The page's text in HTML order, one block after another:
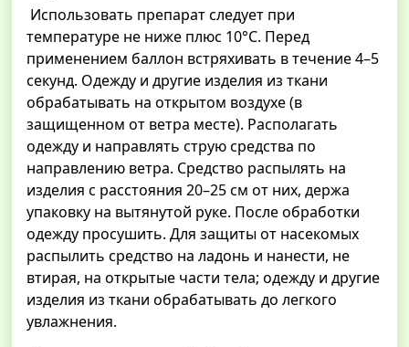
Использовать препарат следует при
температуре не ниже плюс 10°С. Перед
применением баллон встряхивать в течение 4–5
секунд. Одежду и другие изделия из ткани
обрабатывать на открытом воздухе (в
защищенном от ветра месте). Располагать
одежду и направлять струю средства по
направлению ветра. Средство распылять на
изделия с расстояния 20–25 см от них, держа
упаковку на вытянутой руке. После обработки
одежду просушить. Для защиты от насекомых
распылить средство на ладонь и нанести, не
втирая, на открытые части тела; одежду и другие
изделия из ткани обрабатывать до легкого
увлажнения.